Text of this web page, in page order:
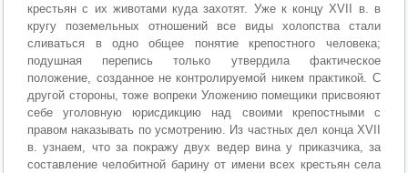
крестьян с их животами куда захотят. Уже к концу XVII в. в
кругу поземельных отношений все виды холопства стали
сливаться в одно общее понятие крепостного человека;
подушная перепись только утвердила фактическое
положение, созданное не контролируемой никем практикой. С
другой стороны, тоже вопреки Уложению помещики присвояют
себе уголовную юрисдикцию над своими крепостными с
правом наказывать по усмотрению. Из частных дел конца XVII
в. узнаем, что за покражу двух ведер вина у приказчика, за
составление челобитной барину от имени всех крестьян села